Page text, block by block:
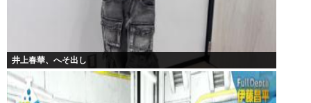
井上春華、へそ出し